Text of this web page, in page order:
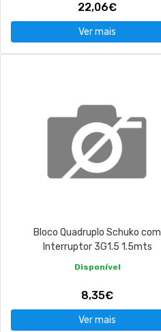
22,06€
Ver mais
Bloco Quadruplo Schuko com
Interruptor 3G1.5 1.5mts
Disponível
8,35€
Ver mais